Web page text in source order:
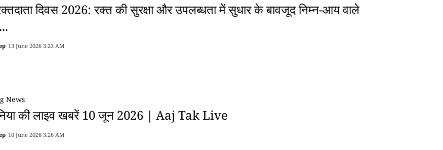
दिवस 2026: रक्त की सुरक्षा और उपलब्धता में सुधार के बावजूद निम्न-आय वाले
13 June 2026 3:23 AM
News
की लाइव खबरें 10 जून 2026 | Aaj Tak Live
10 June 2026 3:26 AM